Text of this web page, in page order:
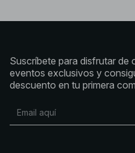
Suscríbete para disfrutar de
eventos exclusivos y
descuento en tu primera